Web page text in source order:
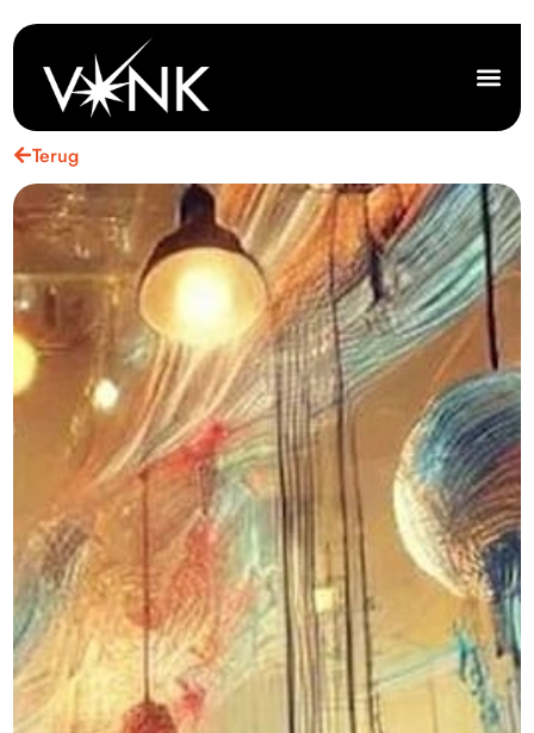
Terug